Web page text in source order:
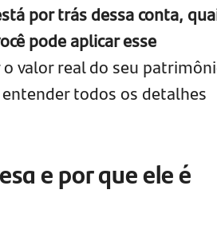
por trás dessa conta,
pode aplicar esse
o valor real do seu
todos os detalhes
e por que ele é